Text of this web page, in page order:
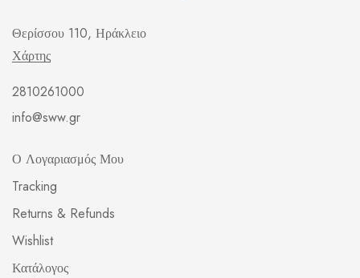
Θερίσσου 110, Ηράκλειο
Χάρτης
2810261000
info@sww.gr
Ο Λογαριασμός Μου
Tracking
Returns & Refunds
Wishlist
Κατάλογος